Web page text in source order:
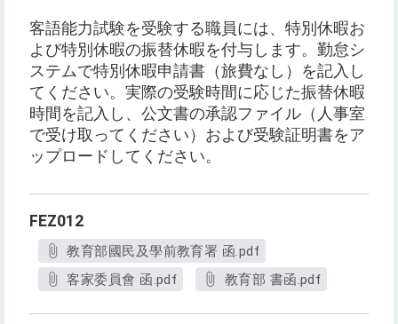
客語能力試験を受験する職員には、特別休暇お
よび特別休暇の振替休暇を付与します。勤怠シ
ステムで特別休暇申請書（旅費なし）を記入し
てください。実際の受験時間に応じた振替休暇
時間を記入し、公文書の承認ファイル（人事室
で受け取ってください）および受験証明書をア
ップロードしてください。
FEZ012
教育部國民及學前教育署 函.pdf
客家委員會 函.pdf
教育部 書函.pdf